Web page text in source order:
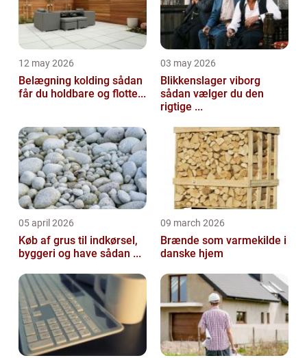
12 may 2026
Belægning kolding sådan
får du holdbare og flotte...
03 may 2026
Blikkenslager viborg
sådan vælger du den
rigtige ...
05 april 2026
Køb af grus til indkørsel,
byggeri og have sådan ...
09 march 2026
Brænde som varmekilde i
danske hjem